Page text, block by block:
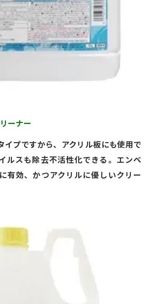
ーナー
イプですから、アクリル板にも使用で
ルスも除去不活性化できる。エンベ
有効、かつアクリルに優しいクリー